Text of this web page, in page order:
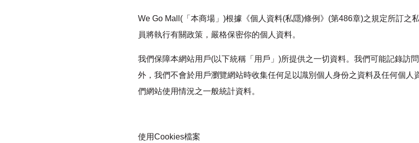
We Go Mall(「本商場」)根據《個人資料(私隱)條例》(第486章)之規定所訂之
員將執行有關政策，嚴格保密你的個人資料。
我們保障本網站用戶(以下統稱「用戶」)所提供之一切資料。我們可能記錄訪
外，我們不會於用戶瀏覽網站時收集任何足以識別個人身份之資料及任何個人
們網站使用情況之一般統計資料。
使用Cookies檔案